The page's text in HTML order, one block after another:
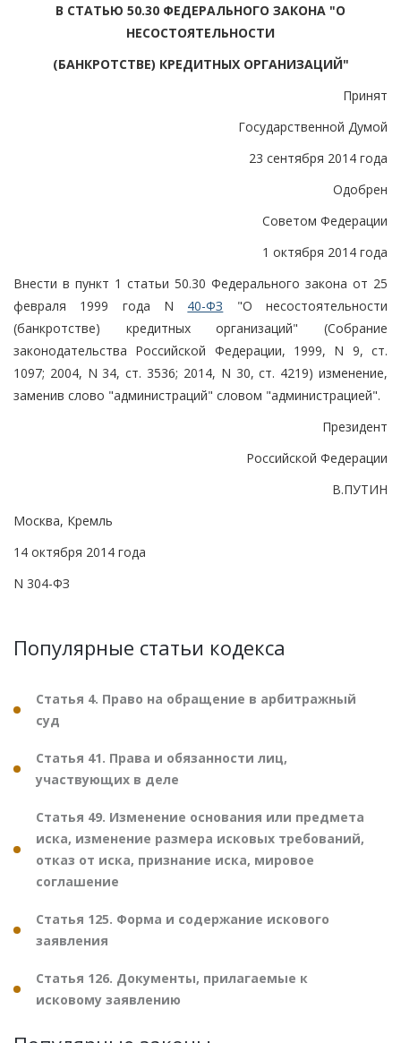
В СТАТЬЮ 50.30 ФЕДЕРАЛЬНОГО ЗАКОНА "О
НЕСОСТОЯТЕЛЬНОСТИ
(БАНКРОТСТВЕ) КРЕДИТНЫХ ОРГАНИЗАЦИЙ"
Принят
Государственной Думой
23 сентября 2014 года
Одобрен
Советом Федерации
1 октября 2014 года
Внести в пункт 1 статьи 50.30 Федерального закона от 25
февраля 1999 года N 40-ФЗ "О несостоятельности
(банкротстве) кредитных организаций" (Собрание
законодательства Российской Федерации, 1999, N 9, ст.
1097; 2004, N 34, ст. 3536; 2014, N 30, ст. 4219) изменение,
заменив слово "администраций" словом "администрацией".
Президент
Российской Федерации
В.ПУТИН
Москва, Кремль
14 октября 2014 года
N 304-ФЗ
Популярные статьи кодекса
Статья 4. Право на обращение в арбитражный
суд
Статья 41. Права и обязанности лиц,
участвующих в деле
Статья 49. Изменение основания или предмета
иска, изменение размера исковых требований,
отказ от иска, признание иска, мировое
соглашение
Статья 125. Форма и содержание искового
заявления
Статья 126. Документы, прилагаемые к
исковому заявлению